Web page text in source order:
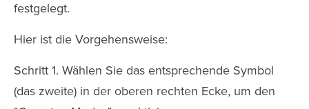
festgelegt.
Hier ist die Vorgehensweise:
Schritt 1. Wählen Sie das entsprechende Symbol
(das zweite) in der oberen rechten Ecke, um den